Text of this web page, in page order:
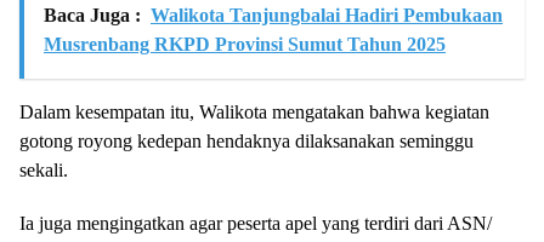
Baca Juga : Walikota Tanjungbalai Hadiri Pembukaan
Musrenbang RKPD Provinsi Sumut Tahun 2025
Dalam kesempatan itu, Walikota mengatakan bahwa kegiatan
gotong royong kedepan hendaknya dilaksanakan seminggu
sekali.
Ia juga mengingatkan agar peserta apel yang terdiri dari ASN/